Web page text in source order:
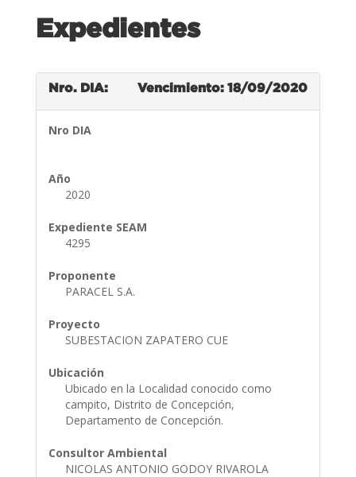
Expedientes
Nro. DIA: Vencimiento: 18/09/2020
Nro DIA
Año
2020
Expediente SEAM
4295
Proponente
PARACEL S.A.
Proyecto
SUBESTACION ZAPATERO CUE
Ubicación
Ubicado en la Localidad conocido como
campito, Distrito de Concepción,
Departamento de Concepción.
Consultor Ambiental
NICOLAS ANTONIO GODOY RIVAROLA